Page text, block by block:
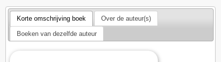
Korte omschrijving boek Over de auteur(s)
Boeken van dezelfde auteur